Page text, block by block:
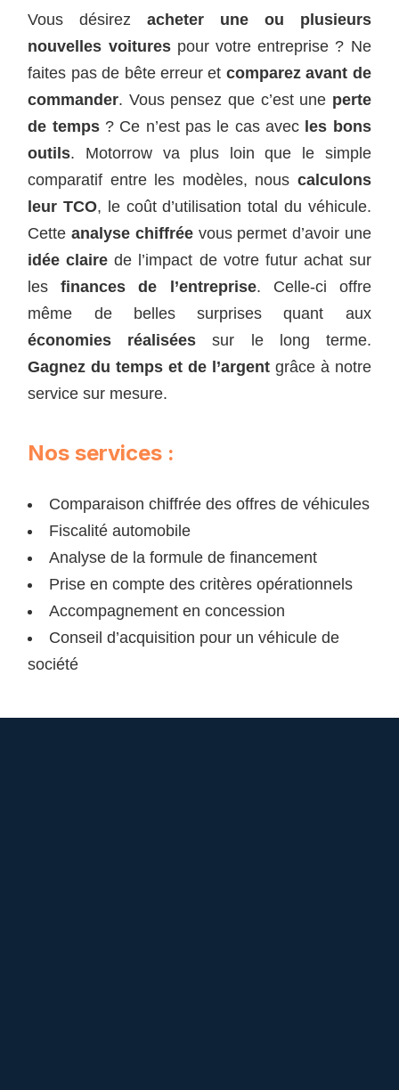
Vous désirezacheter une ou plusieurs
nouvelles voiturespour votre entreprise ? Ne
faites pas de bête erreur et comparez avant de
commander. Vous pensez que c’est une perte
de temps? Ce n’est pas le cas avec les bons
outils. Motorrow va plus loin que le simple
comparatif entre les modèles, nous calculons
leur TCO, le coût d’utilisation total du véhicule.
Cetteanalyse chiffréevous permet d’avoir une
idée claire de l’impact de votre futur achat sur
lesfinances de l’entreprise. Celle-ci offre
même de belles surprises quant aux
économies réaliséessur le long terme.
Gagnez du temps et de l’argentgrâce à notre
service sur mesure.
Nos services :
Comparaison chiffrée des offres de véhicules
Fiscalité automobile
Analyse de la formule de financement
Prise en compte des critères opérationnels
Accompagnement en concession
Conseil d’acquisition pour un véhicule de
société